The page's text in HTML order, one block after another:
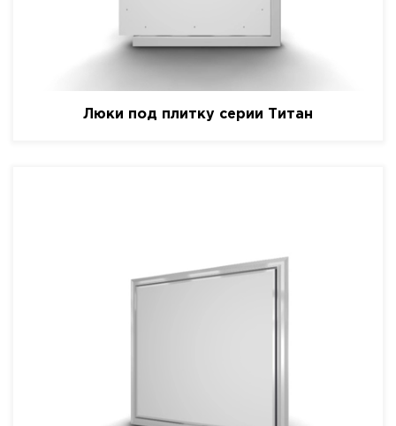
Люки под плитку серии Титан